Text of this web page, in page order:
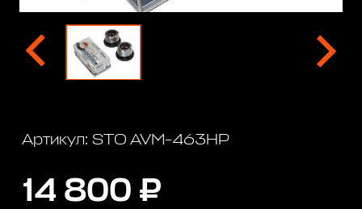
Артикул: STO AVM-463HP
14 800 ₽